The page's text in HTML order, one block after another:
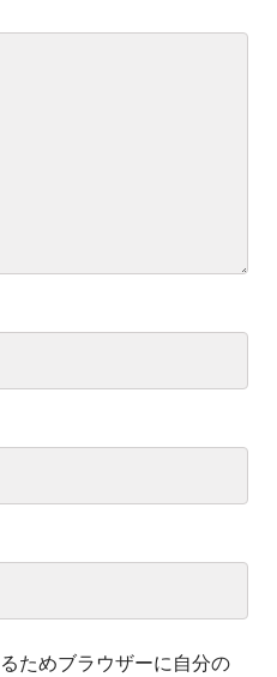
ためブラウザーに自分の